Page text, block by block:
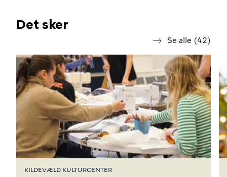
Det sker
KILDEVÆLD KULTURCENTER
Se alle (42)